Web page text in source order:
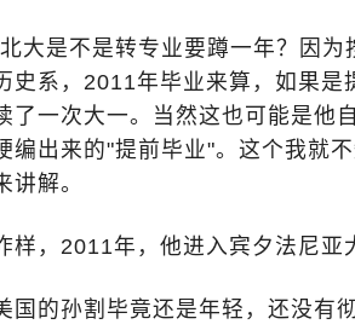
大是不是转专业要蹲一年？因
史系，2011年毕业来算，如果
了一次大一。当然这也可能是他
编出来的"提前毕业"。这个我就
讲解。
样，2011年，他进入宾夕法尼亚
国的孙割毕竟还是年轻，还没有